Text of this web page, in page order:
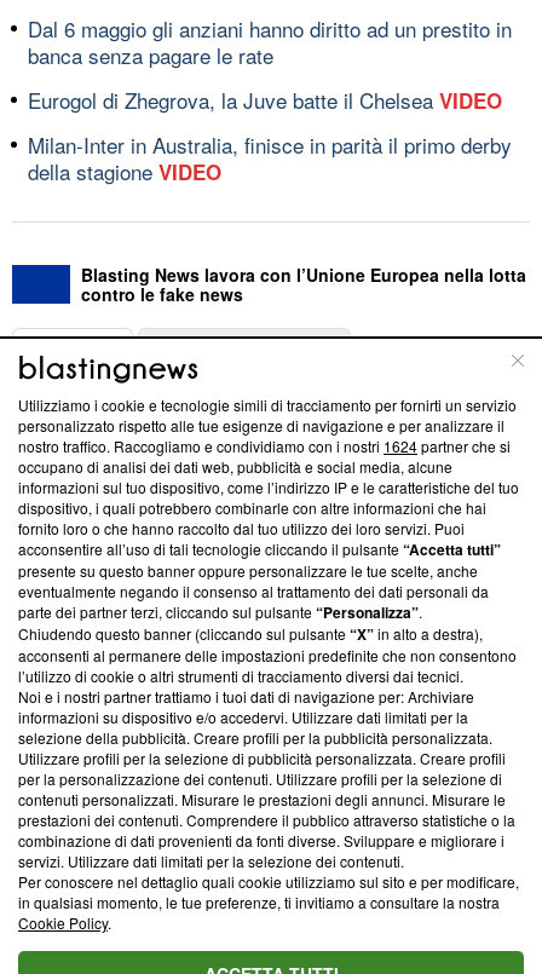
Dal 6 maggio gli anziani hanno diritto ad un prestito in
banca senza pagare le rate
Eurogol di Zhegrova, la Juve batte il Chelsea VIDEO
Milan-Inter in Australia, finisce in parità il primo derby
della stagione VIDEO
Blasting News lavora con l’Unione Europea nella lotta
contro le fake news
ABOUT
Questa sezione offre informazioni trasparenti su Blasting
News, sui nostri processi editoriali e su come ci impegniamo a
creare news di qualità. Inoltre, afferma la nostra aderenza a
‘Trust Project - News with Integrity’Blasting News non è
ancora membro del programma, ma ha richiesto di farne
parte; Trust Project non ha ancora effettuato una verifica di
conformità agli standard.
Su di noi
Team editoriale
Corporate
Redazione
Informativa Privacy
Cookie Policy
Blasting SA, IDI CHE-247.845.224, Via Carlo Frasca, 3 - 6900
Lugano (Svizzera) Tel:+39 0690258937
© 2026 Blasting News
Utilizziamo i cookie e tecnologie simili di tracciamento per fornirti un servizio
personalizzato rispetto alle tue esigenze di navigazione e per analizzare il
nostro traffico. Raccogliamo e condividiamo con i nostri 1624partner che si
occupano di analisi dei dati web, pubblicità e social media, alcune
informazioni sul tuo dispositivo, come l’indirizzo IP e le caratteristiche del tuo
dispositivo, i quali potrebbero combinarle con altre informazioni che hai
fornito loro o che hanno raccolto dal tuo utilizzo dei loro servizi. Puoi
acconsentire all’uso di tali tecnologie cliccando il pulsante“Accetta tutti”
presente su questo banner oppure personalizzare le tue scelte, anche
eventualmente negando il consenso al trattamento dei dati personali da
parte dei partner terzi, cliccando sul pulsante“Personalizza”.
Chiudendo questo banner (cliccando sul pulsante“X”in alto a destra),
acconsenti al permanere delle impostazioni predefinite che non consentono
l’utilizzo di cookie o altri strumenti di tracciamento diversi dai tecnici.
Noi e i nostri partner trattiamo i tuoi dati di navigazione per: Archiviare
informazioni su dispositivo e/o accedervi. Utilizzare dati limitati per la
selezione della pubblicità. Creare profili per la pubblicità personalizzata.
Utilizzare profili per la selezione di pubblicità personalizzata. Creare profili
per la personalizzazione dei contenuti. Utilizzare profili per la selezione di
contenuti personalizzati. Misurare le prestazioni degli annunci. Misurare le
prestazioni dei contenuti. Comprendere il pubblico attraverso statistiche o la
combinazione di dati provenienti da fonti diverse. Sviluppare e migliorare i
servizi. Utilizzare dati limitati per la selezione dei contenuti.
Per conoscere nel dettaglio quali cookie utilizziamo sul sito e per modificare,
in qualsiasi momento, le tue preferenze, ti invitiamo a consultare la nostra
Cookie Policy.